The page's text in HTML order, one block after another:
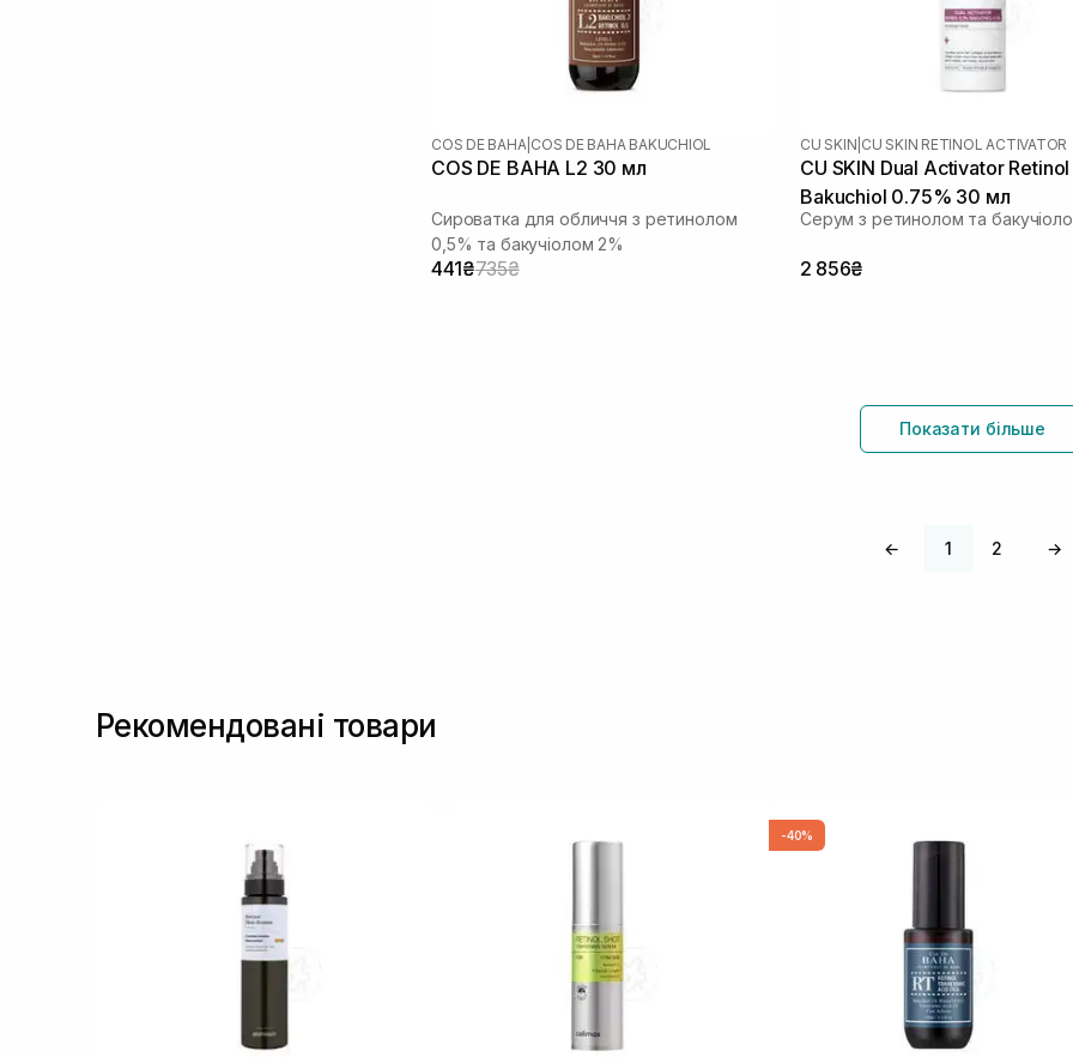
COS DE BAHA COS DE BAHA BAKUCHIOL
COS DE BAHA L2 30 мл
Сироватка для обличчя з ретинолом
0,5% та бакучіолом 2%
441₴735₴
CU SKIN CU SKIN RETINOL ACTIVATOR
CU SKIN Dual Activator
Bakuchiol 0.75% 30 мл
Серум з ретинолом та
2 856₴
Показати більше
← 1 2 →
Рекомендовані товари
-40%